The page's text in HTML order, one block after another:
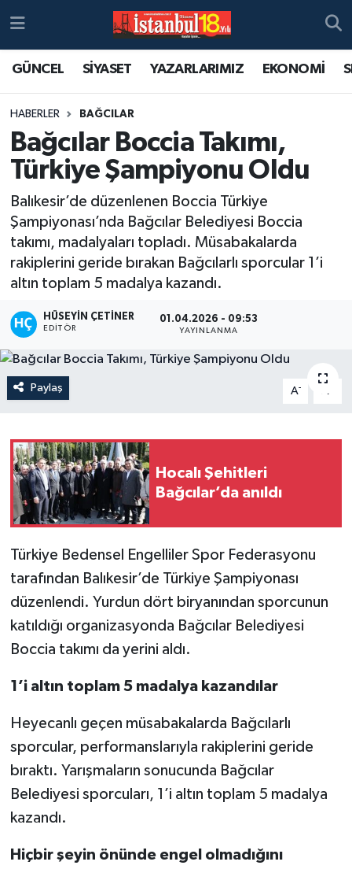
GÜNCEL SİYASET YAZARLARIMIZ EKONOMİ
HABERLER BAĞCILAR
Bağcılar Boccia Takımı,
Türkiye Şampiyonu Oldu
Balıkesir’de düzenlenen Boccia Türkiye
Şampiyonası’nda Bağcılar Belediyesi Boccia
takımı, madalyaları topladı. Müsabakalarda
rakiplerini geride bırakan Bağcılarlı sporcular 1’i
altın toplam 5 madalya kazandı.
HÜSEYIN ÇETINER
EDITÖR
01.04.2026 - 09:53
YAYINLANMA
Paylaş A- A
Hocalı Şehitleri
Bağcılar’da anıldı
Türkiye Bedensel Engelliler Spor Federasyonu
tarafından Balıkesir’de Türkiye Şampiyonası
düzenlendi. Yurdun dört biryanından sporcunun
katıldığı organizasyonda Bağcılar Belediyesi
Boccia takımı da yerini aldı.
1’i altın toplam 5 madalya kazandılar
Heyecanlı geçen müsabakalarda Bağcılarlı
sporcular, performanslarıyla rakiplerini geride
bıraktı. Yarışmaların sonucunda Bağcılar
Belediyesi sporcuları, 1’i altın toplam 5 madalya
kazandı.
Hiçbir şeyin önünde engel olmadığını